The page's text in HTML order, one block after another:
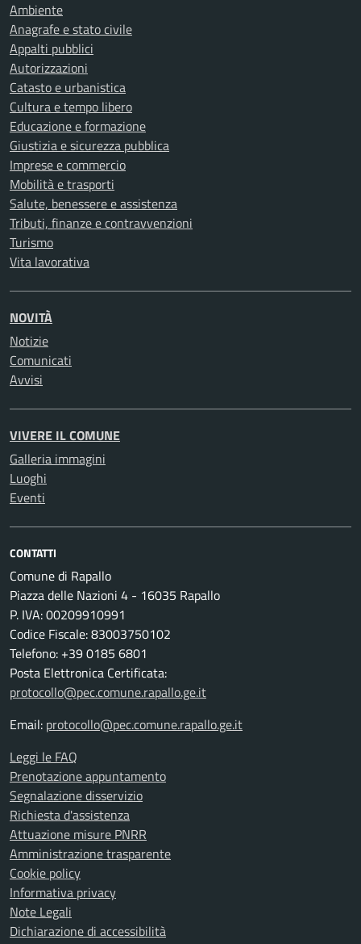
Ambiente
Anagrafe e stato civile
Appalti pubblici
Autorizzazioni
Catasto e urbanistica
Cultura e tempo libero
Educazione e formazione
Giustizia e sicurezza pubblica
Imprese e commercio
Mobilità e trasporti
Salute, benessere e assistenza
Tributi, finanze e contravvenzioni
Turismo
Vita lavorativa
NOVITÀ
Notizie
Comunicati
Avvisi
VIVERE IL COMUNE
Galleria immagini
Luoghi
Eventi
CONTATTI
Comune di Rapallo
Piazza delle Nazioni 4 - 16035 Rapallo
P. IVA: 00209910991
Codice Fiscale: 83003750102
Telefono: +39 0185 6801
Posta Elettronica Certificata:
protocollo@pec.comune.rapallo.ge.it
Email: protocollo@pec.comune.rapallo.ge.it
Leggi le FAQ
Prenotazione appuntamento
Segnalazione disservizio
Richiesta d'assistenza
Attuazione misure PNRR
Amministrazione trasparente
Cookie policy
Informativa privacy
Note Legali
Dichiarazione di accessibilità